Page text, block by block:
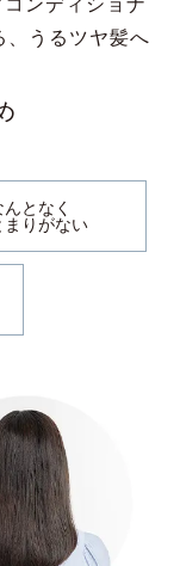
、うるツヤ髪へ
んとなく
まりがない